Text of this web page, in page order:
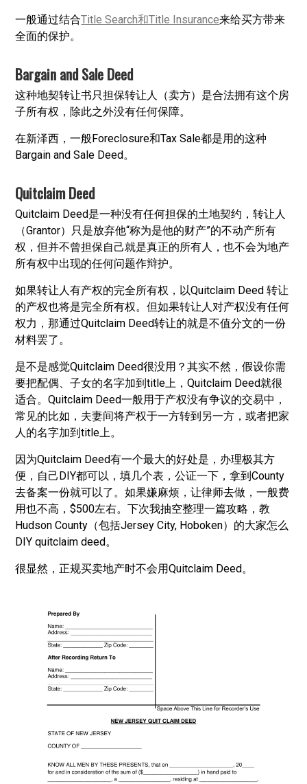
一般通过结合Title Search和Title Insurance来给买方带来
全面的保护。
Bargain and Sale Deed
这种地契转让书只担保转让人（卖方）是合法拥有这个房
子所有权，除此之外没有任何保障。
在新泽西，一般Foreclosure和Tax Sale都是用的这种
Bargain and Sale Deed。
Quitclaim Deed
Quitclaim Deed是一种没有任何担保的土地契约，转让人
（Grantor）只是放弃他“称为是他的财产”的不动产所有
权，但并不曾担保自己就是真正的所有人，也不会为地产
所有权中出现的任何问题作辩护。
如果转让人有产权的完全所有权，以Quitclaim Deed 转让
的产权也将是完全所有权。但如果转让人对产权没有任何
权力，那通过Quitclaim Deed转让的就是不值分文的一份
材料罢了。
是不是感觉Quitclaim Deed很没用？其实不然，假设你需
要把配偶、子女的名字加到title上，Quitclaim Deed就很
适合。Quitclaim Deed一般用于产权没有争议的交易中，
常见的比如，夫妻间将产权于一方转到另一方，或者把家
人的名字加到title上。
因为Quitclaim Deed有一个最大的好处是，办理极其方
便，自己DIY都可以，填几个表，公证一下，拿到County
去备案一份就可以了。如果嫌麻烦，让律师去做，一般费
用也不高，$500左右。下次我抽空整理一篇攻略，教
Hudson County（包括Jersey City, Hoboken）的大家怎么
DIY quitclaim deed。
很显然，正规买卖地产时不会用Quitclaim Deed。